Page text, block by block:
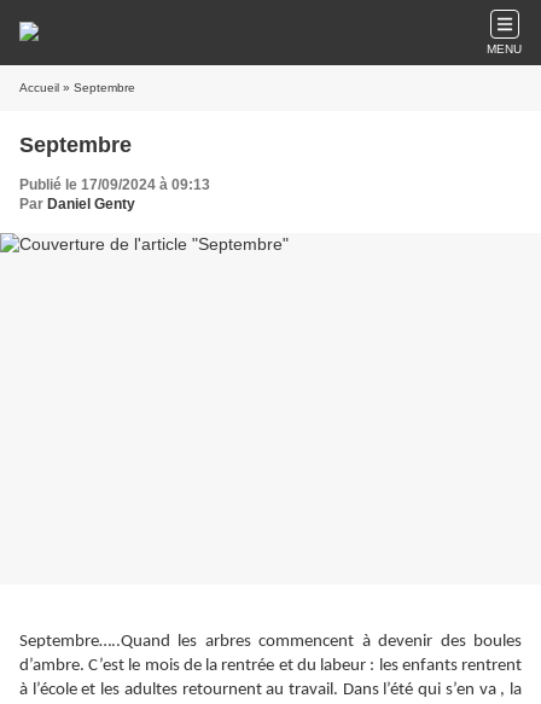
MENU
Accueil » Septembre
Septembre
Publié le 17/09/2024 à 09:13
Par Daniel Genty
Septembre…..Quand les arbres commencent à devenir des boules
d’ambre. C’est le mois de la rentrée et du labeur : les enfants rentrent
à l’école et les adultes retournent au travail. Dans l’été qui s’en va , la